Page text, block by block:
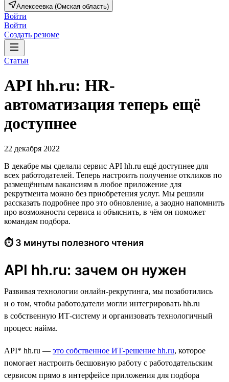
Алексеевка (Омская область)
Войти
Войти
Создать резюме
Статьи
API hh.ru: HR-
автоматизация теперь ещё
доступнее
22 декабря 2022
В декабре мы сделали сервис API hh.ru ещё доступнее для
всех работодателей. Теперь настроить получение откликов по
размещённым вакансиям в любое приложение для
рекрутмента можно без приобретения услуг. Мы решили
рассказать подробнее про это обновление, а заодно напомнить
про возможности сервиса и объяснить, в чём он поможет
командам подбора.
⏱ 3 минуты полезного чтения
API hh.ru: зачем он нужен
Развивая технологии онлайн-рекрутинга, мы позаботились
и о том, чтобы работодатели могли интегрировать hh.ru
в собственную ИТ-систему и организовать технологичный
процесс найма.
API* hh.ru — это собственное ИТ-решение hh.ru, которое
помогает настроить бесшовную работу с работодательским
сервисом прямо в интерфейсе приложения для подбора